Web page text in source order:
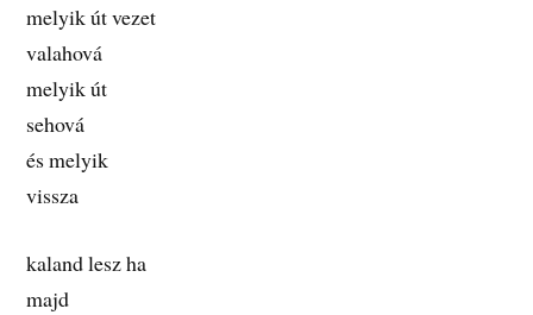
melyik út vezet
valahová
melyik út
sehová
és melyik
vissza
kaland lesz ha
majd